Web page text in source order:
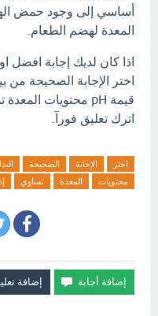
المعدة لهضم الطعام.
اذا كان لديك إجابة افضل
اختر الإجابة الصحيحة من
اترك تعليق فورآ.
اختر الإجابة الصحيحة
محتويات
المعدة تساوي